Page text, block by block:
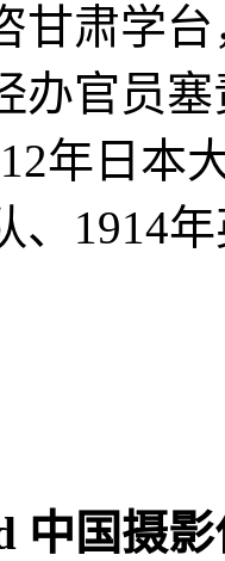
甘肃学
办官员
年日本
、1914
中国摄